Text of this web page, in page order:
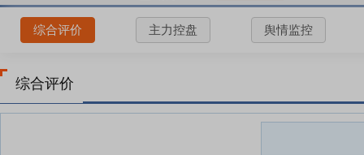
综合评价 主力控盘 舆情监控
综合评价